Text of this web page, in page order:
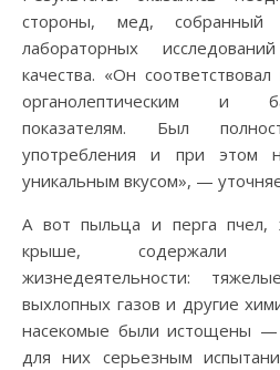
стороны, мед, собранный
лабораторных
качества. «Он
органолептическим и
показателям. Был
употребления и при этом
уникальным вкусом», —
А вот пыльца и перга пчел,
крыше, содержали
жизнедеятельности:
выхлопных газов и другие
насекомые были истощены —
для них серьезным